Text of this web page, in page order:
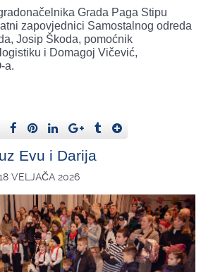
Grada Paga Stipu
zapovjednici Samostalnog odreda
Josip Škoda, pomoćnik
i Domagoj Vičević,
a.
Evu i Darija
VELJAČA 2026